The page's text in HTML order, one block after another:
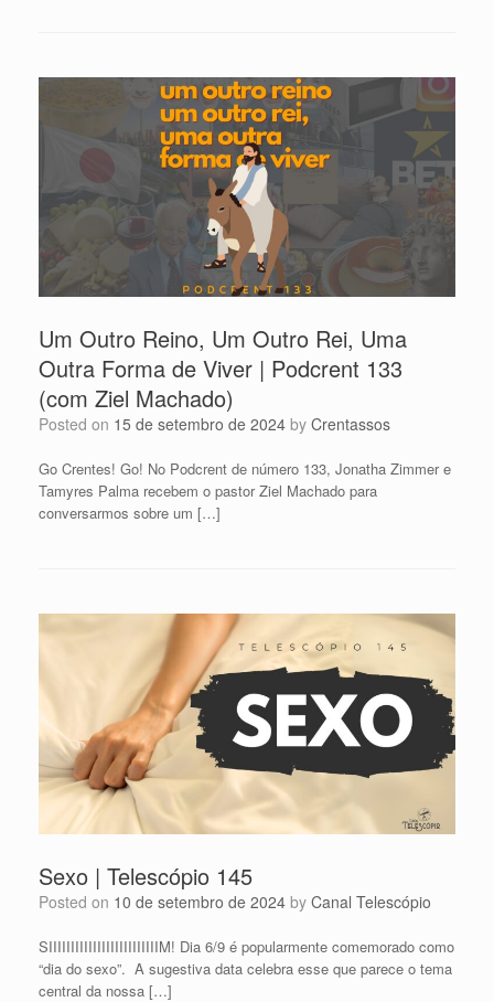
Um Outro Reino, Um Outro Rei, Uma
Outra Forma de Viver | Podcrent 133
(com Ziel Machado)
Posted on 15 de setembro de 2024 by Crentassos
Go Crentes! Go! No Podcrent de número 133, Jonatha Zimmer e
Tamyres Palma recebem o pastor Ziel Machado para
conversarmos sobre um […]
Sexo | Telescópio 145
Posted on 10 de setembro de 2024 by Canal Telescópio
SIIIIIIIIIIIIIIIIIIIIIIIIIM! Dia 6/9 é popularmente comemorado como
“dia do sexo”. A sugestiva data celebra esse que parece o tema
central da nossa […]